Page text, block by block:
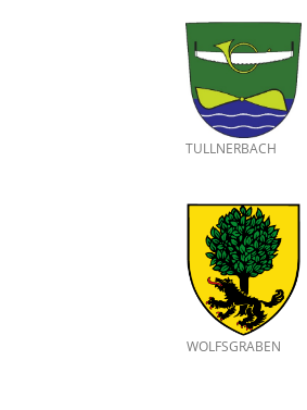
TULLNERBACH
WOLFSGRABEN